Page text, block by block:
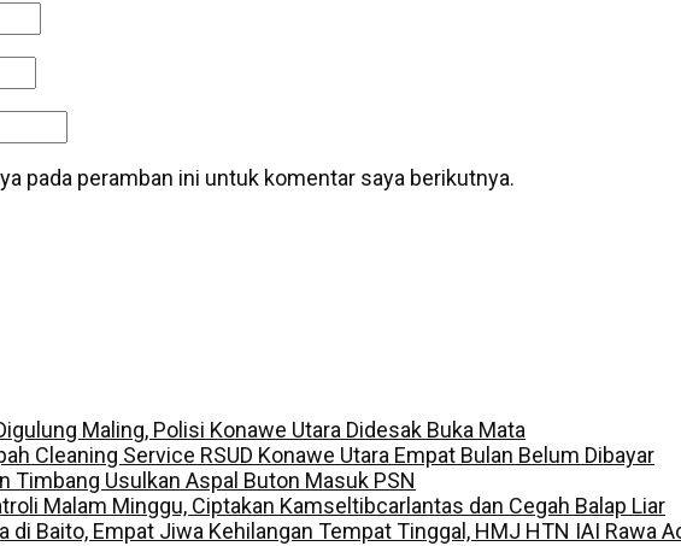
pada peramban ini untuk komentar saya berikutnya.
Maling, Polisi Konawe Utara Didesak Buka Mata
Cleaning Service RSUD Konawe Utara Empat Bulan Belum Dibayar
Timbang Usulkan Aspal Buton Masuk PSN
Malam Minggu, Ciptakan Kamseltibcarlantas dan Cegah Balap Liar
di Baito, Empat Jiwa Kehilangan Tempat Tinggal, HMJ HTN IAI Rawa